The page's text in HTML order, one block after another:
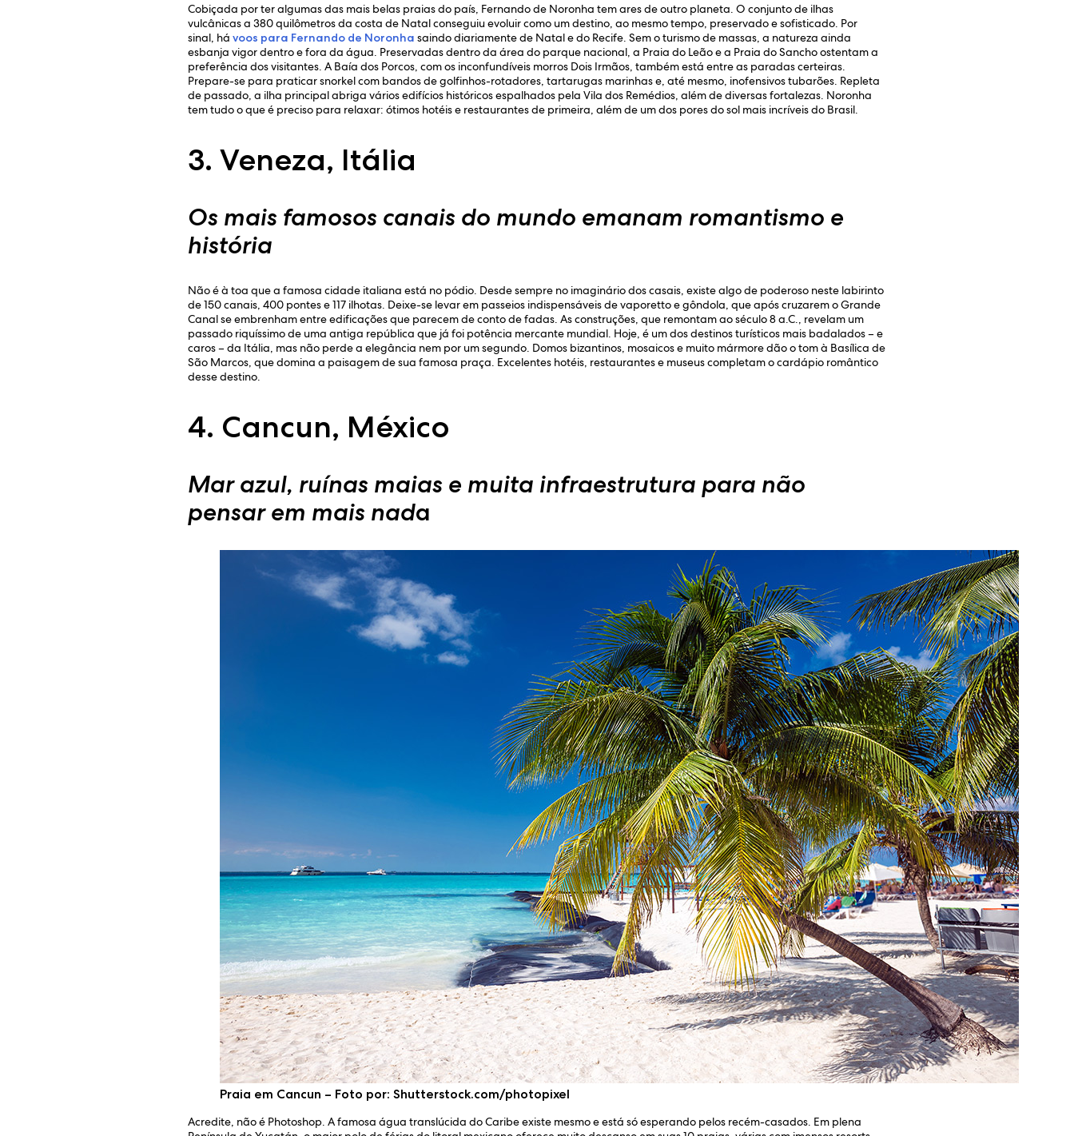
Cobiçada por ter algumas das mais belas praias do país, Fernando de Noronha tem ares de outro planeta. O conjunto de ilhas
vulcânicas a 380 quilômetros da costa de Natal conseguiu evoluir como um destino, ao mesmo tempo, preservado e sofisticado. Por
sinal, hávoos para Fernando de Noronha saindo diariamente de Natal e do Recife. Sem o turismo de massas, a natureza ainda
esbanja vigor dentro e fora da água. Preservadas dentro da área do parque nacional, a Praia do Leão e a Praia do Sancho ostentam a
preferência dos visitantes. A Baía dos Porcos, com os inconfundíveis morros Dois Irmãos, também está entre as paradas certeiras.
Prepare-se para praticar snorkel com bandos de golfinhos-rotadores, tartarugas marinhas e, até mesmo, inofensivos tubarões. Repleta
de passado, a ilha principal abriga vários edifícios históricos espalhados pela Vila dos Remédios, além de diversas fortalezas. Noronha
tem tudo o que é preciso para relaxar: ótimos hotéis e restaurantes de primeira, além de um dos pores do sol mais incríveis do Brasil.
3. Veneza, Itália
Os mais famosos canais do mundo emanam romantismo e
história
Não é à toa que a famosa cidade italiana está no pódio. Desde sempre no imaginário dos casais, existe algo de poderoso neste labirinto
de 150 canais, 400 pontes e 117 ilhotas. Deixe-se levar em passeios indispensáveis de vaporetto e gôndola, que após cruzarem o Grande
Canal se embrenham entre edificações que parecem de conto de fadas. As construções, que remontam ao século 8 a.C., revelam um
passado riquíssimo de uma antiga república que já foi potência mercante mundial. Hoje, é um dos destinos turísticos mais badalados – e
caros – da Itália, mas não perde a elegância nem por um segundo. Domos bizantinos, mosaicos e muito mármore dão o tom à Basílica de
São Marcos, que domina a paisagem de sua famosa praça. Excelentes hotéis, restaurantes e museus completam o cardápio romântico
desse destino.
4. Cancun, México
Mar azul, ruínas maias e muita infraestrutura para não
pensar em mais nada
Praia em Cancun – Foto por: Shutterstock.com/photopixel
Acredite, não é Photoshop. A famosa água translúcida do Caribe existe mesmo e está só esperando pelos recém-casados. Em plena